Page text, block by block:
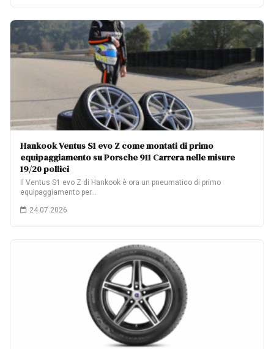
Hankook Ventus S1 evo Z come montati di primo
equipaggiamento su Porsche 911 Carrera nelle misure
19/20 pollici
Il Ventus S1 evo Z di Hankook è ora un pneumatico di primo
equipaggiamento per…
24.07.2026